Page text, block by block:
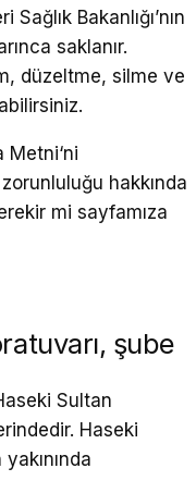
Sağlık Bakanlığı’nın
saklanır.
düzeltme, silme ve
Metni‘ni
hakkında
mi sayfamıza
şube
Sultan
Haseki